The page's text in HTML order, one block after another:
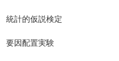
統計的仮説検定
要因配置実験